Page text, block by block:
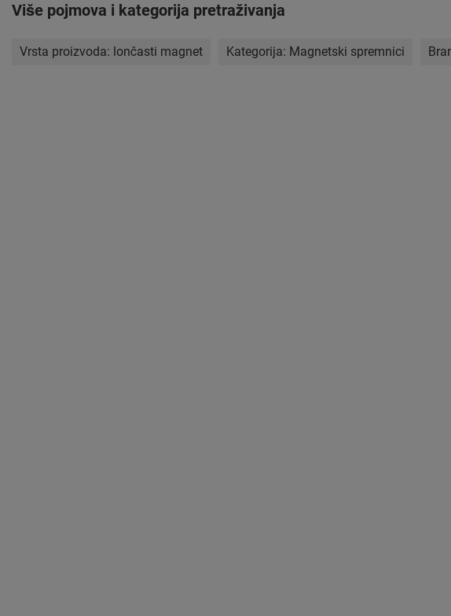
Više pojmova i kategorija pretraživanja
Vrsta proizvoda: lončasti magnet Kategorija: Magnetski spremnici